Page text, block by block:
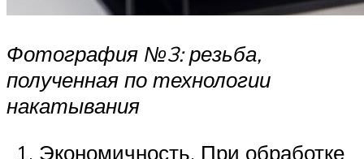
Фотография №3: резьба,
полученная по технологии
накатывания
Экономичность. При обработке